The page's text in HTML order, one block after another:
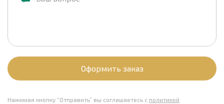
Оформить заказ
Нажимая кнопку “Отправить” вы соглашаетесь с политикой